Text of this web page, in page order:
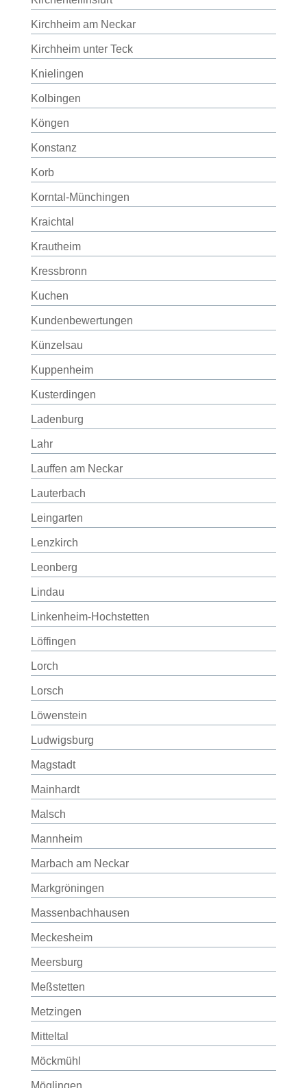
Kirchheim am Neckar
Kirchheim unter Teck
Knielingen
Kolbingen
Köngen
Konstanz
Korb
Korntal-Münchingen
Kraichtal
Krautheim
Kressbronn
Kuchen
Kundenbewertungen
Künzelsau
Kuppenheim
Kusterdingen
Ladenburg
Lahr
Lauffen am Neckar
Lauterbach
Leingarten
Lenzkirch
Leonberg
Lindau
Linkenheim-Hochstetten
Löffingen
Lorch
Lorsch
Löwenstein
Ludwigsburg
Magstadt
Mainhardt
Malsch
Mannheim
Marbach am Neckar
Markgröningen
Massenbachhausen
Meckesheim
Meersburg
Meßstetten
Metzingen
Mitteltal
Möckmühl
Möglingen